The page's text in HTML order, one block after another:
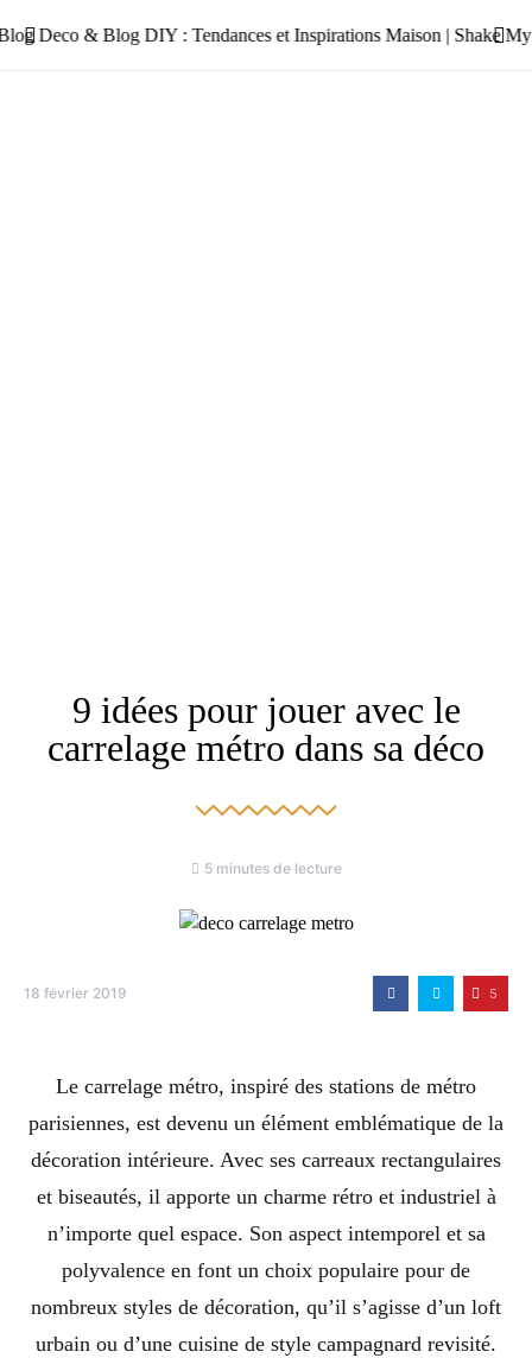
9 idées pour jouer avec le
carrelage métro dans sa déco
5 minutes de lecture
18 février 2019 5
Le carrelage métro, inspiré des stations de métro
parisiennes, est devenu un élément emblématique de la
décoration intérieure. Avec ses carreaux rectangulaires
et biseautés, il apporte un charme rétro et industriel à
n’importe quel espace. Son aspect intemporel et sa
polyvalence en font un choix populaire pour de
nombreux styles de décoration, qu’il s’agisse d’un loft
urbain ou d’une cuisine de style campagnard revisité.